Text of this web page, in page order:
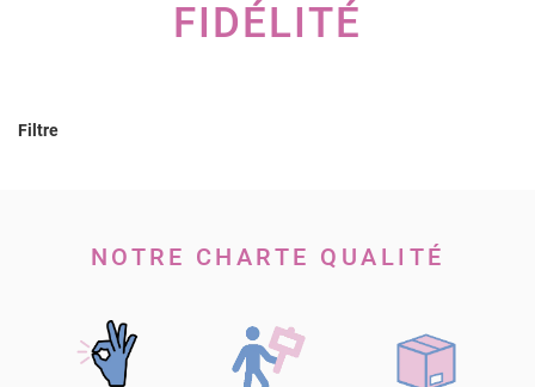
FIDÉLITÉ
Filtre
NOTRE CHARTE QUALITÉ